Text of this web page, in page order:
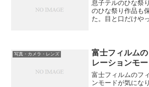
息子テルのひな祭
のひな祭り作品も
た。目と口だけや
1.1/50の...
写真・カメラ・レンズ
富士フィルム
レーションモー
富士フィルムのフ
ンモードが気にな